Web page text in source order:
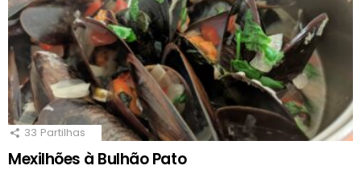
33 Partilhas
Mexilhões à Bulhão Pato